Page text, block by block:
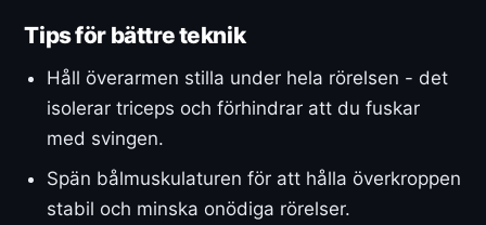
Tips för bättre teknik
Håll överarmen stilla under hela rörelsen - det
isolerar triceps och förhindrar att du fuskar
med svingen.
Spän bålmuskulaturen för att hålla överkroppen
stabil och minska onödiga rörelser.